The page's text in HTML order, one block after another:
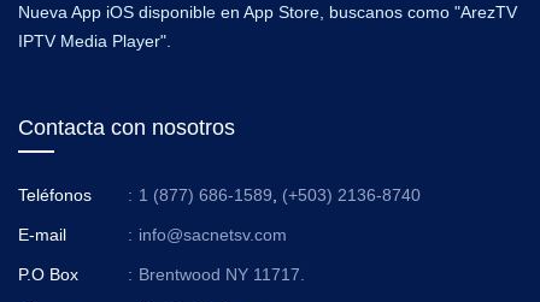
Nueva App iOS disponible en App Store, buscanos como "ArezTV
IPTV Media Player".
Contacta con nosotros
Teléfonos : 1 (877) 686-1589 (+503) 2136-8740
E-mail : info@sacnetsv.com
P.O Box : Brentwood NY 11717.